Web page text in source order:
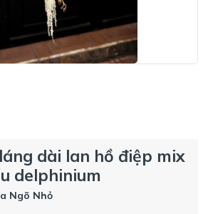
dài lan hồ điệp mix
delphinium
Ngõ Nhỏ